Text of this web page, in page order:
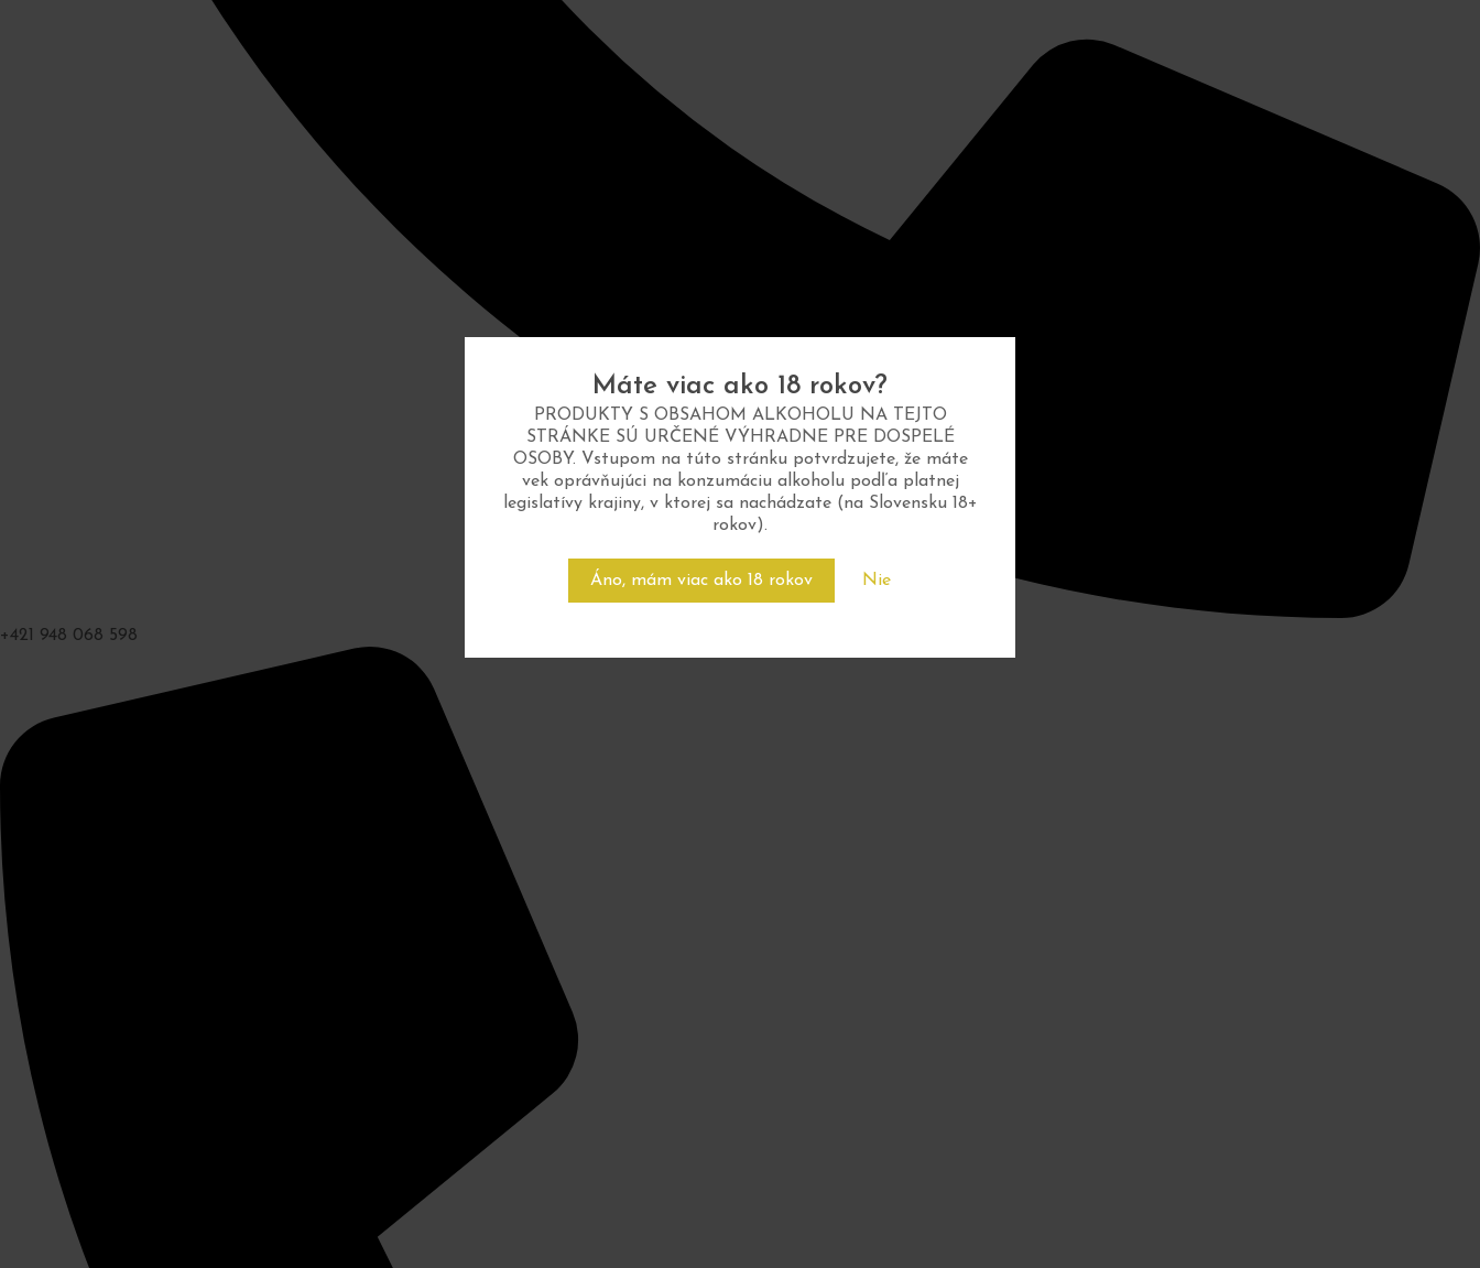
Máte viac ako 18 rokov?
PRODUKTY S OBSAHOM ALKOHOLU NA TEJTO
STRÁNKE SÚ URČENÉ VÝHRADNE PRE DOSPELÉ
OSOBY. Vstupom na túto stránku potvrdzujete, že máte
vek oprávňujúci na konzumáciu alkoholu podľa platnej
legislatívy krajiny, v ktorej sa nachádzate (na Slovensku 18+
rokov).
Áno, mám viac ako 18 rokov Nie
+421 948 068 598